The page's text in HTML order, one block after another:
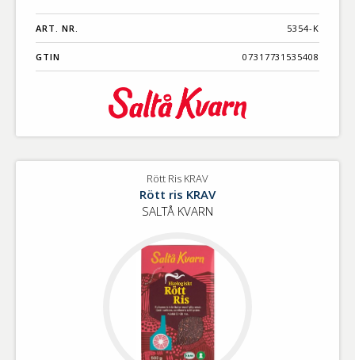
ART. NR. 5354-K
GTIN 07317731535408
Rött Ris KRAV
Rött ris KRAV
SALTÅ KVARN